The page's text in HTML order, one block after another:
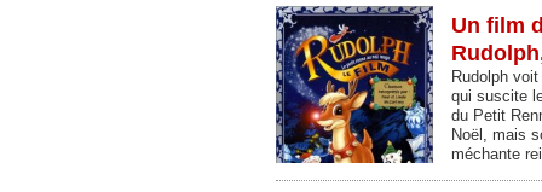
Un film
Rudolph
qui suscite
du Petit
Noël, mais
méchante